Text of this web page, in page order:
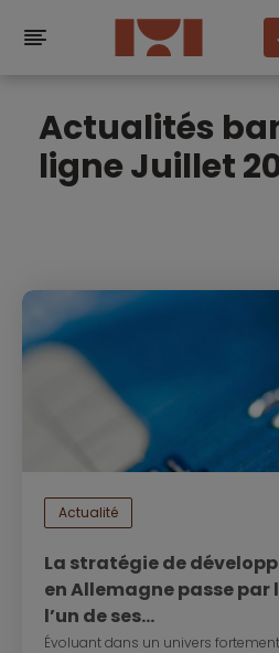
Actualités
ligne Juillet
Actualité
La stratégie de
en Allemagne passe par
l’un de ses...
Évoluant dans un univers